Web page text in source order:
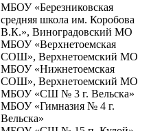
МБОУ «Березниковская
средняя школа им. Коробова
В.К.», Виноградовский МО
МБОУ «Верхнетоемская
СОШ», Верхнетоемский МО
МБОУ «Нижнетоемская
СОШ», Верхнетоемский МО
МБОУ «СШ № 3 г. Вельска»
МБОУ «Гимназия № 4 г.
Вельска»